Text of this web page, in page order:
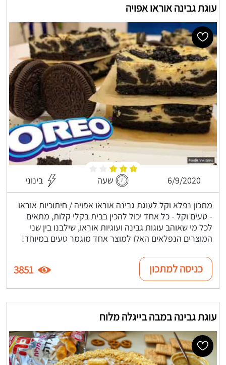
עוגת גבינה אוראו אפויה
6/9/2020 שעה בינוני
מתכון נפלא וקל לעוגת גבינה אוראו אפויה / חיתוכיות אוראו
- טעים וקל - כל אחד יכול להכין בבית בקלי קלות, מתאים
לכל מי שאוהב עוגות גבינה ועוגיות אוראו, שילבנו בין שני
המוצרים הנפלאים האלו למוצר אחד מוגמר טעים במיוחד!
כניסה למתכון 3851
עוגת גבינה במבה בייגלה מלוח